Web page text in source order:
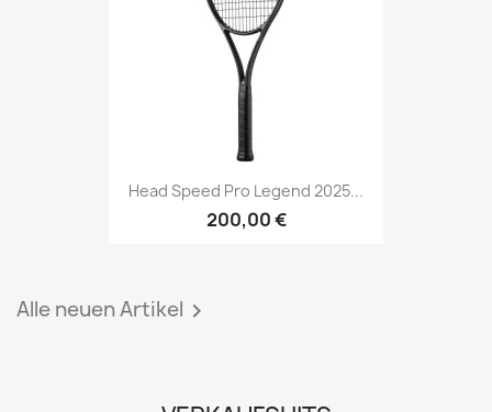
Head Speed Pro Legend 2025...
200,00 €
Alle neuen Artikel 